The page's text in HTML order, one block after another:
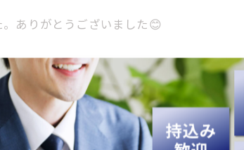
ありがとうございました😊
などを強化買取中です💎👜⌚
さい👐